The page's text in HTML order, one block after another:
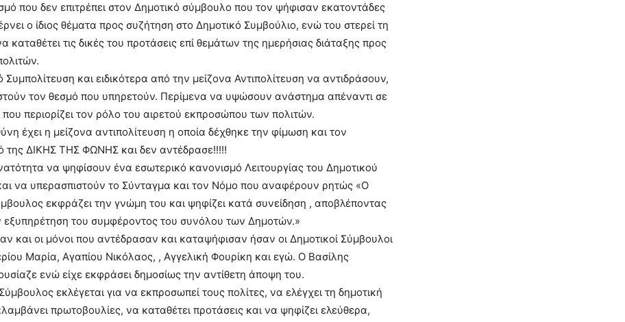
που δεν επιτρέπει στον Δημοτικό σύμβουλο που τον ψήφισαν εκατοντάδες
ο ίδιος θέματα προς συζήτηση στο Δημοτικό Συμβούλιο, ενώ του στερεί τη
καταθέτει τις δικές του προτάσεις επί θεμάτων της ημερήσιας διάταξης προς
και ειδικότερα από την μείζονα Αντιπολίτευση να αντιδράσουν,
τον θεσμό που υπηρετούν. Περίμενα να υψώσουν ανάστημα απέναντι σε
που περιορίζει τον ρόλο του αιρετού εκπροσώπου των πολιτών.
έχει η μείζονα αντιπολίτευση η οποία δέχθηκε την φίμωση και τον
της ΔΙΚΗΣ ΤΗΣ ΦΩΝΗΣ και δεν αντέδρασε!!!!!
να ψηφίσουν ένα εσωτερικό κανονισμό Λειτουργίας του Δημοτικού
να υπερασπιστούν το Σύνταγμα και τον Νόμο που αναφέρουν ρητώς «Ο
εκφράζει την γνώμη του και ψηφίζει κατά συνείδηση , αποβλέποντας
εξυπηρέτηση του συμφέροντος του συνόλου των Δημοτών.»
και οι μόνοι που αντέδρασαν και καταψήφισαν ήσαν οι Δημοτικοί Σύμβουλοι
Μαρία, Αγαπίου Νικόλαος, , Αγγελική Φουρίκη και εγώ. Ο Βασίλης
ενώ είχε εκφράσει δημοσίως την αντίθετη άποψη του.
εκλέγεται για να εκπροσωπεί τους πολίτες, να ελέγχει τη δημοτική
πρωτοβουλίες, να καταθέτει προτάσεις και να ψηφίζει ελεύθερα,